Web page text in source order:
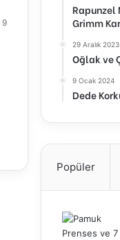
9
Rapunzel
Grimm
29 Aralık 2023
Oğlak ve
9 Ocak 2024
Dede
Popüler